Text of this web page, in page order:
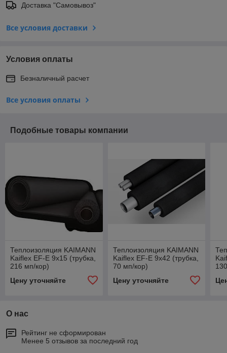
Доставка "Самовывоз"
Все условия доставки
Условия оплаты
Безналичный расчет
Все условия оплаты
Подобные товары компании
Теплоизоляция KAIMANN
Kaiflex EF-E 9x15 (трубка,
216 мп/кор)
Цену уточняйте
Теплоизоляция KAIMANN
Kaiflex EF-E 9x42 (трубка,
70 мп/кор)
Цену уточняйте
О нас
Рейтинг не сформирован
Менее 5 отзывов за последний год